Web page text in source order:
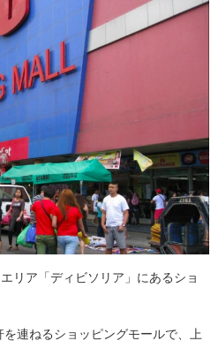
リア「ディビソリア」にあるショ
連ねるショッピングモールで、上